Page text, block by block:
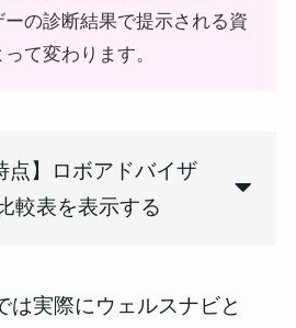
ーの診断結果で提示される資
て変わります。
点】ロボアドバイザ
較表を表示する
は実際にウェルスナビと